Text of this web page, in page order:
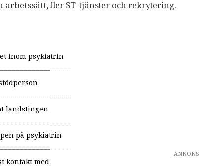
arbetssätt, fler ST-tjänster och rekrytering.
inom psykiatrin
landstingen
på psykiatrin
kontakt med
ANNONS